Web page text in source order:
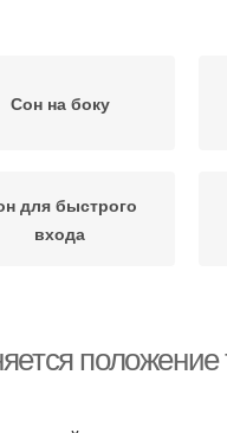
Сон на боку
для быстрого
входа
положение